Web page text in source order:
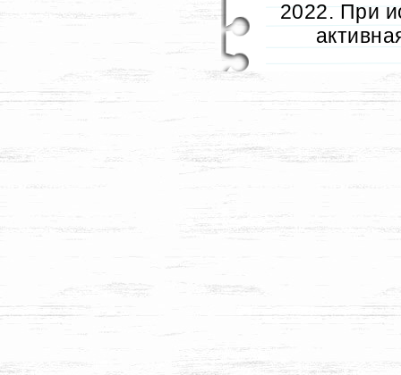
2022. При